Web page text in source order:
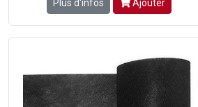
Plus d'infos Ajouter